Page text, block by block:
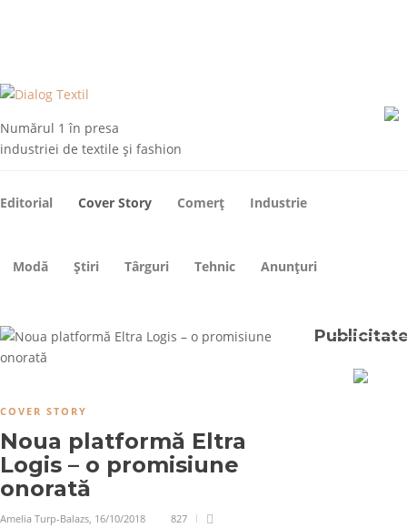
Numărul 1 în presa
industriei de textile și fashion
Editorial Cover Story Comerț Industrie
Modă Știri Târguri Tehnic Anunțuri
COVER STORY
Noua platformă Eltra
Logis – o promisiune
onorată
Amelia Turp-Balazs, 16/10/2018 827